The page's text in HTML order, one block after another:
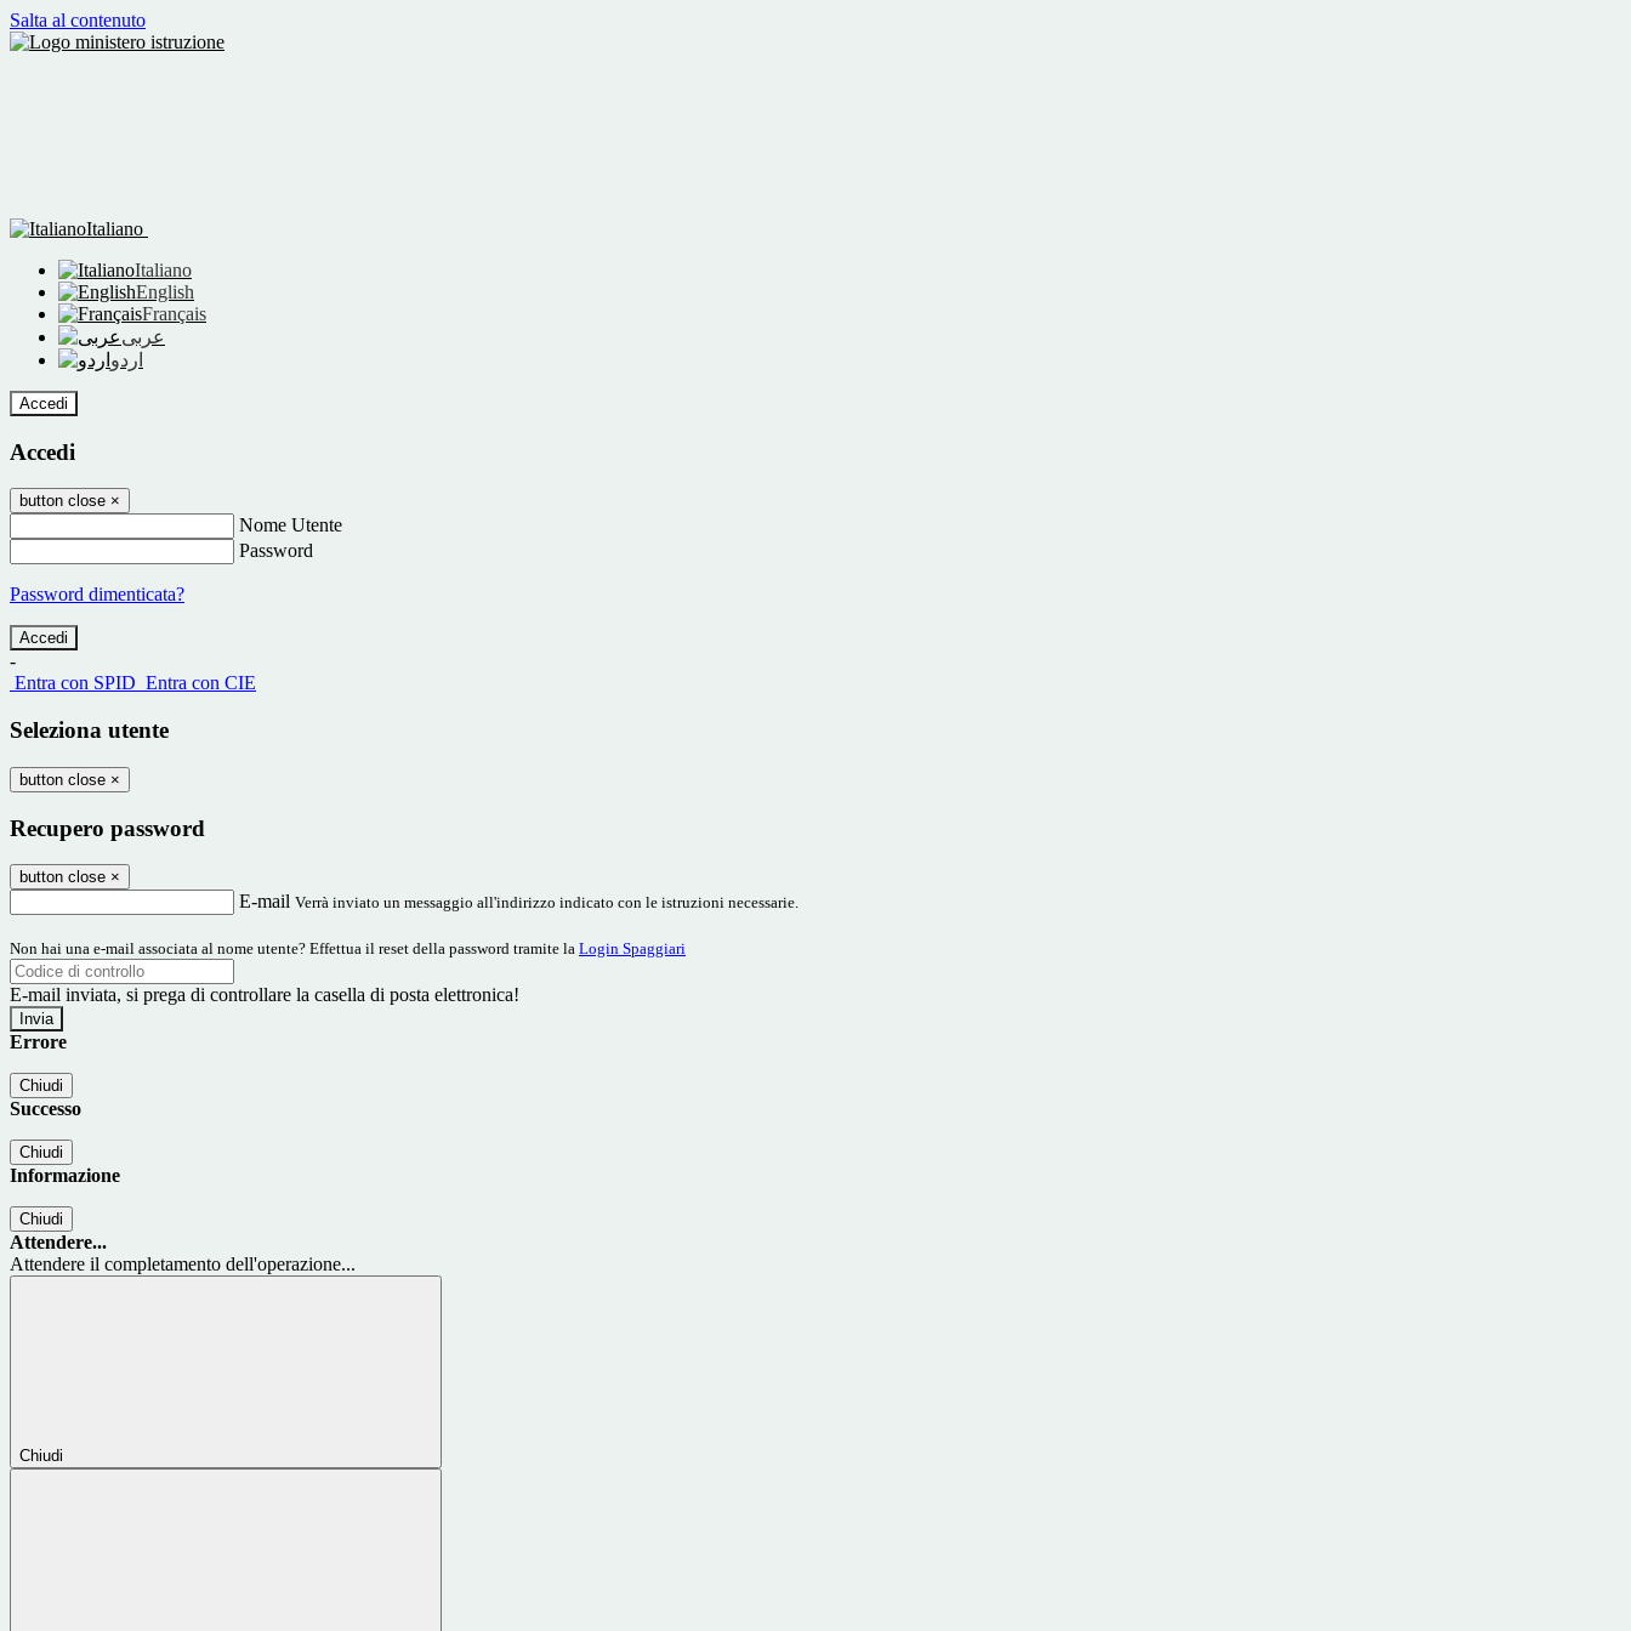
Salta al contenuto
Italiano
Italiano
English
Français
عربى
اردو
Accedi
Accedi
button close ×
Nome Utente
Password
Password dimenticata?
-
Entra con SPID Entra con CIE
Seleziona utente
button close ×
Recupero password
button close ×
E-mail Verrà inviato un messaggio all'indirizzo indicato con le istruzioni necessarie.
Non hai una e-mail associata al nome utente? Effettua il reset della password tramite la Login Spaggiari
E-mail inviata, si prega di controllare la casella di posta elettronica!
Errore
Chiudi
Successo
Chiudi
Informazione
Chiudi
Attendere...
Attendere il completamento dell'operazione...
Chiudi